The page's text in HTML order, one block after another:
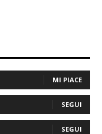
MI PIACE
SEGUI
SEGUI